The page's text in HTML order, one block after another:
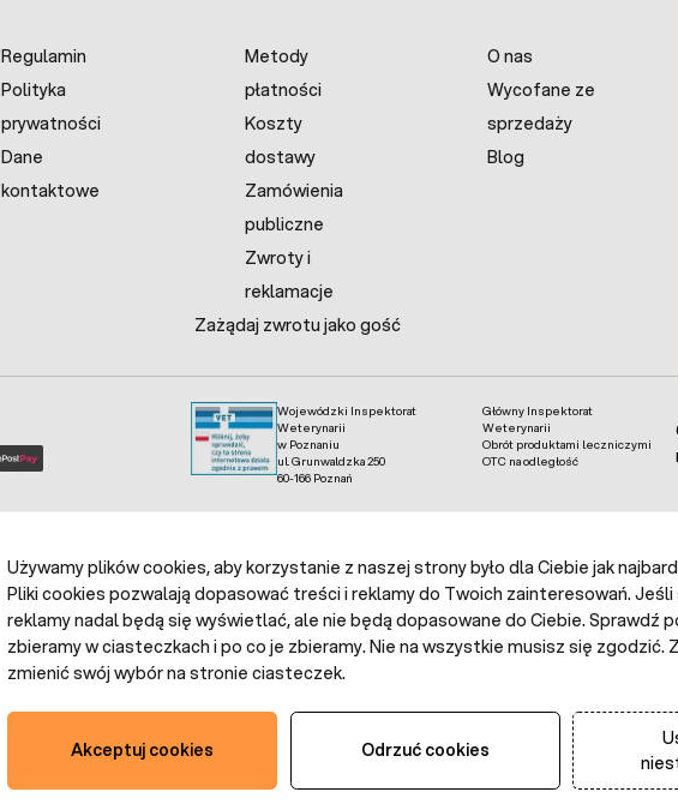
Regulamin
Polityka
prywatności
Dane
kontaktowe
Metody
płatności
Koszty
dostawy
Zamówienia
publiczne
Zwroty i
reklamacje
Zażądaj zwrotu jako gość
O nas
Wycofane ze
sprzedaży
Blog
Wojewódzki Inspektorat
Weterynarii
w Poznaniu
ul. Grunwaldzka 250
60-166 Poznań
Główny Inspektorat
Weterynarii
Obrót produktami leczniczymi
OTC na odległość
Używamy plików cookies, aby korzystanie z naszej strony było dla Ciebie jak
Pliki cookies pozwalają dopasować treści i reklamy do Twoich zainteresowań.
reklamy nadal będą się wyświetlać, ale nie będą dopasowane do Ciebie. Sprawdź
zbieramy w ciasteczkach i po co je zbieramy. Nie na wszystkie musisz się zgodzić.
zmienić swój wybór na stronie ciasteczek.
Akceptuj cookies Odrzuć cookies